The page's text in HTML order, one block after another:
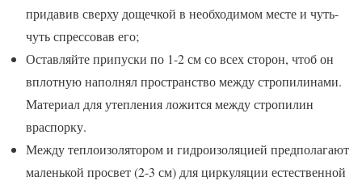
придавив сверху дощечкой в необходимом месте и чуть-
чуть спрессовав его;
Оставляйте припуски по 1-2 см со всех сторон, чтоб он
вплотную наполнял пространство между стропилинами.
Материал для утепления ложится между стропилин
враспорку.
Между теплоизолятором и гидроизоляцией предполагают
маленькой просвет (2-3 см) для циркуляции естественной